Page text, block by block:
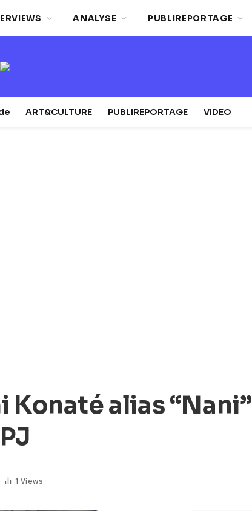
ANALYSE PUBLIREPORTAGE
ART&CULTURE PUBLIREPORTAGE VIDEO
Konaté alias “Nani”
1 Views